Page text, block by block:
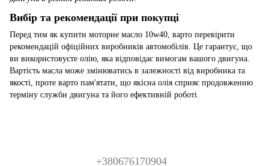
Вибір та рекомендації при покупці
Перед тим як купити моторне масло 10w40, варто перевірити
рекомендацій офіційних виробників автомобілів. Це гарантує, що
ви використовуєте олію, яка відповідає вимогам вашого двигуна.
Вартість масла може змінюватись в залежності від виробника та
якості, проте варто пам'ятати, що якісна олія сприяє продовженню
терміну служби двигуна та його ефективній роботі.
+380676170904